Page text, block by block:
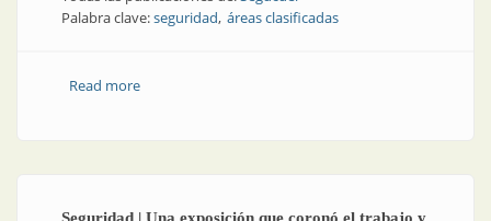
Palabra clave:seguridad áreas clasificadas
Read moreabout Seguridad | Indumentaria para áreas